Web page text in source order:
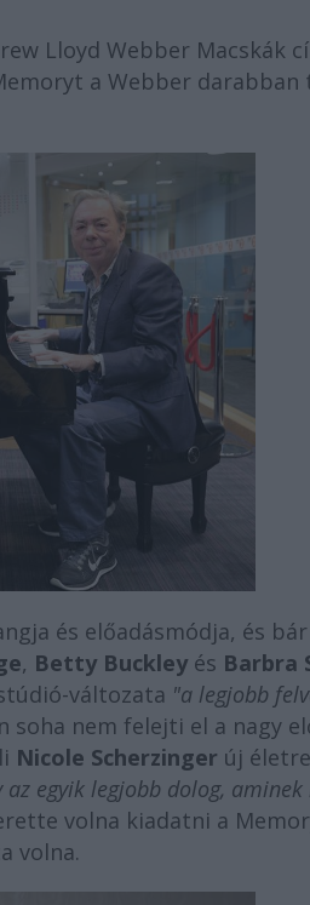
Lloyd Webber Macskák
a Webber darabban
és előadásmódja, és
, Betty Buckley és Barbra
változata "a legjobb
soha nem felejti el a nagy
Nicole Scherzinger új
egyik legjobb dolog, aminek
volna kiadatni a
volna.